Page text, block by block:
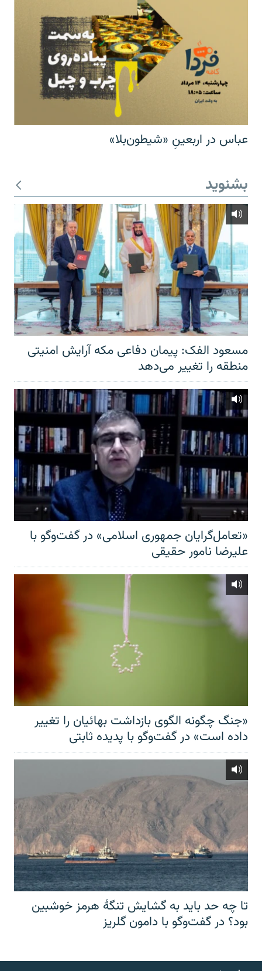
عباس در اربعینِ «شیطون‌بلا»
بشنوید
مسعود الفک: پیمان دفاعی مکه آرایش امنیتی
منطقه را تغییر می‌دهد
«تعامل‌گرایان جمهوری اسلامی» در گفت‌وگو با
علیرضا نامور حقیقی
«جنگ چگونه الگوی بازداشت بهائیان را تغییر
داده است» در گفت‌وگو با پدیده ثابتی
تا چه حد باید به گشایش تنگهٔ هرمز خوشبین
بود؟ در گفت‌وگو با دامون گلریز